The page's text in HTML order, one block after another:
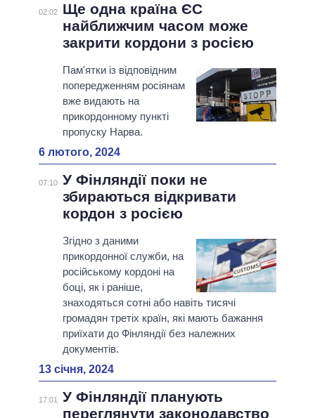
02:02
Ще одна країна ЄС
найближчим часом може
закрити кордони з росією
Пам'ятки із відповідним
попередженням росіянам
вже видають на
прикордонному пункті
пропуску Нарва.
6 лютого, 2024
07:10 У Фінляндії поки не
збираються відкривати
кордон з росією
Згідно з даними
прикордонної служби, на
російському кордоні на
боці, як і раніше,
знаходяться сотні або навіть тисячі
громадян третіх країн, які мають бажання
приїхати до Фінляндії без належних
документів.
13 січня, 2024
17:01
У Фінляндії планують
переглянути законодавство